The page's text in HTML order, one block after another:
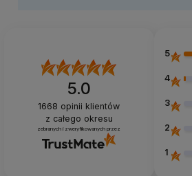
5.0
1668 opinii klientów
z całego okresu
zebranych i zweryfikowanych przez
5
4
3
2
1